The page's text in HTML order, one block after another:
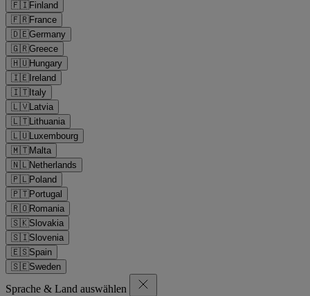
🇫🇮Finland
🇫🇷France
🇩🇪Germany
🇬🇷Greece
🇭🇺Hungary
🇮🇪Ireland
🇮🇹Italy
🇱🇻Latvia
🇱🇹Lithuania
🇱🇺Luxembourg
🇲🇹Malta
🇳🇱Netherlands
🇵🇱Poland
🇵🇹Portugal
🇷🇴Romania
🇸🇰Slovakia
🇸🇮Slovenia
🇪🇸Spain
🇸🇪Sweden
Sprache & Land auswählen